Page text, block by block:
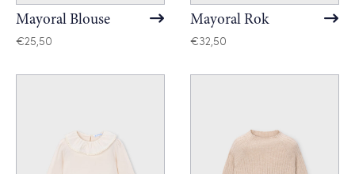
Mayoral Blouse
€25,50
Mayoral Rok
€32,50